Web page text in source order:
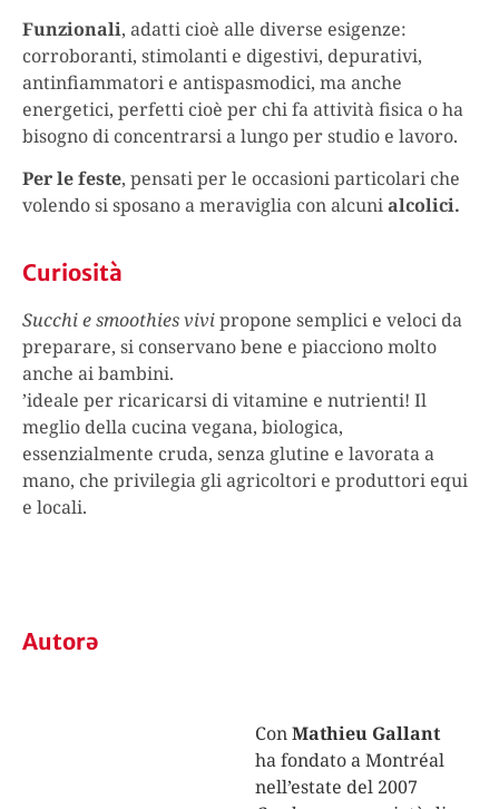
Funzionali, adatti cioè alle diverse esigenze:
corroboranti, stimolanti e digestivi, depurativi,
antinfiammatori e antispasmodici, ma anche
energetici, perfetti cioè per chi fa attività fisica o ha
bisogno di concentrarsi a lungo per studio e lavoro.
Per le feste, pensati per le occasioni particolari che
volendo si sposano a meraviglia con alcunialcolici.
Curiosità
Succhi e smoothies vivipropone semplici e veloci da
preparare, si conservano bene e piacciono molto
anche ai bambini.
’ideale per ricaricarsi di vitamine e nutrienti! Il
meglio della cucina vegana, biologica,
essenzialmente cruda, senza glutine e lavorata a
mano, che privilegia gli agricoltori e produttori equi
e locali.
Autorə
ConMathieu Gallant
ha fondato a Montréal
nell’estate del 2007